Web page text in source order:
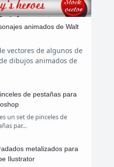
animados de Walt
vectores de algunos de
dibujos animados de
de pestañas para
un set de pinceles de
par…
metalizados para
Ilustrator